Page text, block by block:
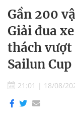
Gần 200
Giải đua
thách
Sailun
21:01 | 18/08/